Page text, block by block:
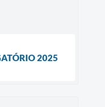
2025